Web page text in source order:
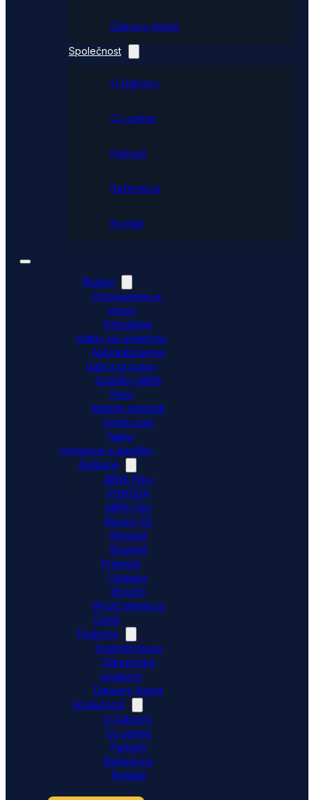
Dativery Agent
Společnost
O Dativery
Co umíme
Partneři
Reference
Kontakt
Řešení
Propojujeme e-
shopy
Přenášíme
platby do účetnictví
Automatizujeme
data a procesy
Doplňky ABRA
Flexi
Mobilní skladník
Vytěžování
faktur
Integrace a doplňky
Aplikace
ABRA Flexi
POHODA
ABRA Gen
Money S3
Shoptet
Shoptet
Premium
Upgates
Shopify
WooCommerce
Ceník
Podpora
Znalostní báze
Zákaznická
podpora
Dativery Agent
Společnost
O Dativery
Co umíme
Partneři
Reference
Kontakt